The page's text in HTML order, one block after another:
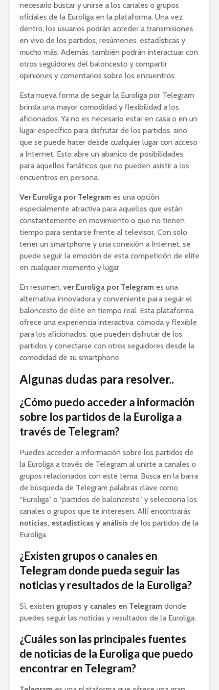
necesario buscar y unirse a los canales o grupos
oficiales de la Euroliga en la plataforma. Una vez
dentro, los usuarios podrán acceder a transmisiones
en vivo de los partidos, resúmenes, estadísticas y
mucho más. Además, también podrán interactuar con
otros seguidores del baloncesto y compartir
opiniones y comentarios sobre los encuentros.
Esta nueva forma de seguir la Euroliga por Telegram
brinda una mayor comodidad y flexibilidad a los
aficionados. Ya no es necesario estar en casa o en un
lugar específico para disfrutar de los partidos, sino
que se puede hacer desde cualquier lugar con acceso
a Internet. Esto abre un abanico de posibilidades
para aquellos fanáticos que no pueden asistir a los
encuentros en persona.
Ver Euroliga por Telegram es una opción
especialmente atractiva para aquellos que están
constantemente en movimiento o que no tienen
tiempo para sentarse frente al televisor. Con solo
tener un smartphone y una conexión a Internet, se
puede seguir la emoción de esta competición de elite
en cualquier momento y lugar.
En resumen, ver Euroliga por Telegram es una
alternativa innovadora y conveniente para seguir el
baloncesto de élite en tiempo real. Esta plataforma
ofrece una experiencia interactiva, cómoda y flexible
para los aficionados, que pueden disfrutar de los
partidos y conectarse con otros seguidores desde la
comodidad de su smartphone.
Algunas dudas para resolver..
¿Cómo puedo acceder a información
sobre los partidos de la Euroliga a
través de Telegram?
Puedes acceder a información sobre los partidos de
la Euroliga a través de Telegram al unirte a canales o
grupos relacionados con este tema. Busca en la barra
de búsqueda de Telegram palabras clave como
“Euroliga” o “partidos de baloncesto” y selecciona los
canales o grupos que te interesen. Allí encontrarás
noticias, estadísticas y análisis de los partidos de la
Euroliga.
¿Existen grupos o canales en
Telegram donde pueda seguir las
noticias y resultados de la Euroliga?
Sí, existen grupos y canales en Telegram donde
puedes seguir las noticias y resultados de la Euroliga.
¿Cuáles son las principales fuentes
de noticias de la Euroliga que puedo
encontrar en Telegram?